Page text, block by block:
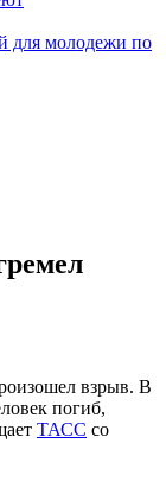
для молодежи по
взрыв. В
погиб,
ТАСС со